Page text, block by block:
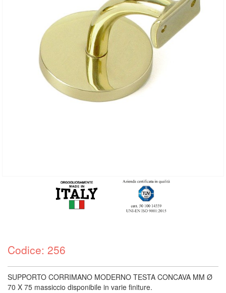
Codice: 256
SUPPORTO CORRIMANO MODERNO TESTA CONCAVA MM Ø
70 X 75 massiccio disponibile in varie finiture.